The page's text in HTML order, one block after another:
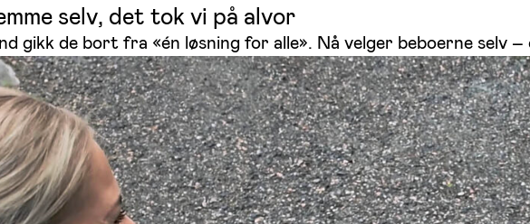
selv, det tok vi på alvor
gikk de bort fra «én løsning for alle». Nå velger beboerne selv